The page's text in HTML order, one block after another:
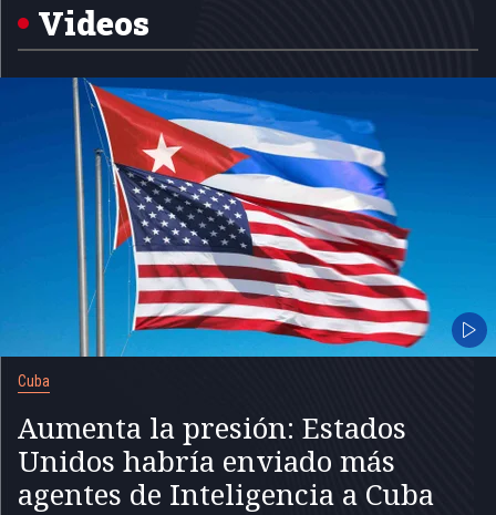
Videos
Cuba
Aumenta la presión: Estados
Unidos habría enviado más
agentes de Inteligencia a Cuba